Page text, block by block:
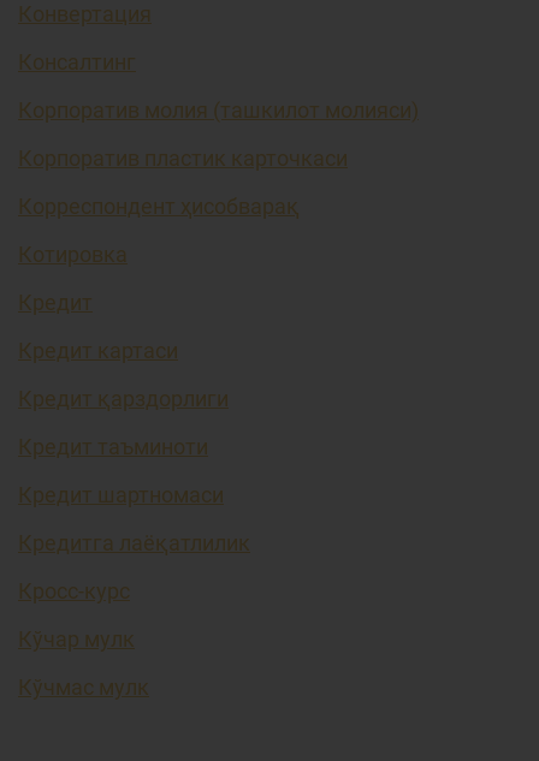
Конвертация
Консалтинг
Корпоратив молия (ташкилот молияси)
Корпоратив пластик карточкаси
Корреспондент ҳисобварақ
Котировка
Кредит
Кредит картаси
Кредит қарздорлиги
Кредит таъминоти
Кредит шартномаси
Кредитга лаёқатлилик
Кросс-курс
Кўчар мулк
Кўчмас мулк